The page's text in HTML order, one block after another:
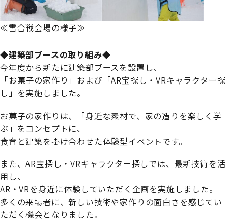
≪雪合戦会場の様子≫
◆建築部ブースの取り組み◆
今年度から新たに建築部ブースを設置し、
「お菓子の家作り」および「AR宝探し・VRキャラクター探
し」を実施しました。
お菓子の家作りは、「身近な素材で、家の造りを楽しく学
ぶ」をコンセプトに、
食育と建築を掛け合わせた体験型イベントです。
また、AR宝探し・VRキャラクター探しでは、最新技術を活
用し、
AR・VRを身近に体験していただく企画を実施しました。
多くの来場者に、新しい技術や家作りの面白さを感じてい
ただく機会となりました。